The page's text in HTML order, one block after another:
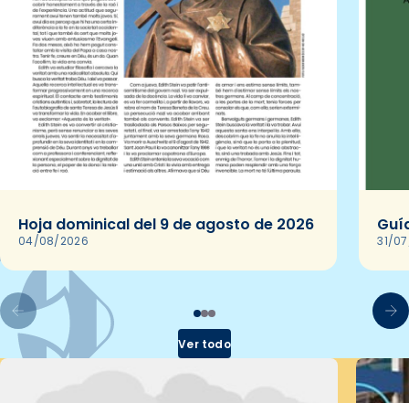
Hoja dominical del 9 de agosto de 2026
04/08/2026 31/
Ver todo